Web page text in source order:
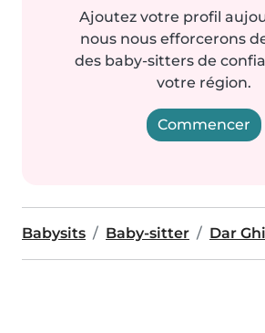
Ajoutez votre profil
nous nous efforcerons
des baby-sitters de
votre région.
Commencer
Babysits Baby-sitter Dar